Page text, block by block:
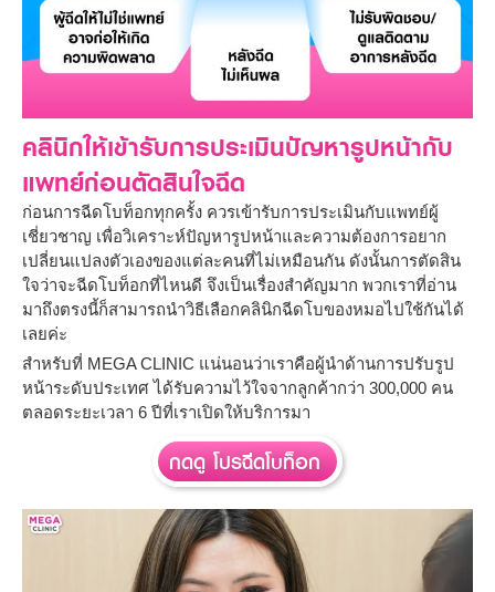
คลินิกให้เข้ารับการประเมินปัญหารูปหน้ากับ
แพทย์ก่อนตัดสินใจฉีด
ก่อนการฉีดโบท็อกทุกครั้ง ควรเข้ารับการประเมินกับแพทย์ผู้
เชี่ยวชาญ เพื่อวิเคราะห์ปัญหารูปหน้าและความต้องการอยาก
เปลี่ยนแปลงตัวเองของแต่ละคนที่ไม่เหมือนกัน ดังนั้นการตัดสิน
ใจว่าจะฉีดโบท็อกที่ไหนดี จึงเป็นเรื่องสำคัญมาก พวกเราที่อ่าน
มาถึงตรงนี้ก็สามารถนำวิธีเลือกคลินิกฉีดโบของหมอไปใช้กันได้
เลยค่ะ
สำหรับที่ MEGA CLINIC แน่นอนว่าเราคือผู้นำด้านการปรับรูป
หน้าระดับประเทศ ได้รับความไว้ใจจากลูกค้ากว่า 300,000 คน
ตลอดระยะเวลา 6 ปีที่เราเปิดให้บริการมา
กดดู โปรฉีดโบท็อก